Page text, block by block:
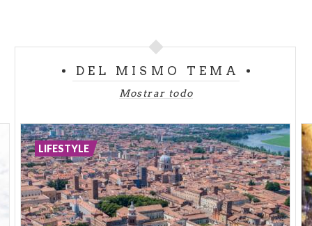
DEL MISMO TEMA
Mostrar todo
LIFESTYLE